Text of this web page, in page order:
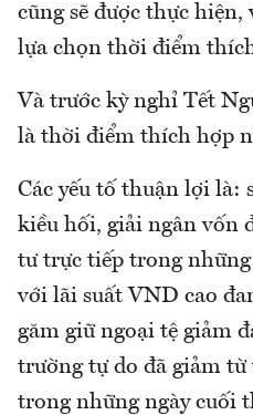
cũng sẽ được thực hiện,
lựa chọn thời điểm
Và trước kỳ nghỉ Tết
là thời điểm thích hợp
Các yếu tố thuận lợi là:
kiều hối, giải ngân vốn
tư trực tiếp trong những
với lãi suất VND cao
găm giữ ngoại tệ giảm
trường tự do đã giảm
trong những ngày cuối